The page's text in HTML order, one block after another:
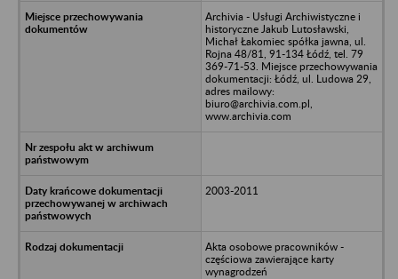
Archivia - Usługi Archiwistyczne i
historyczne Jakub Lutosławski,
Michał Łakomiec spółka jawna, ul.
Rojna 48/81, 91-134 Łódź, tel. 79
369-71-53. Miejsce przechowywania
dokumentacji: Łódź, ul. Ludowa 29,
adres mailowy:
biuro@archivia.com.pl,
www.archivia.com
2003-2011
Akta osobowe pracowników -
częściowa zawierające karty
wynagrodzeń